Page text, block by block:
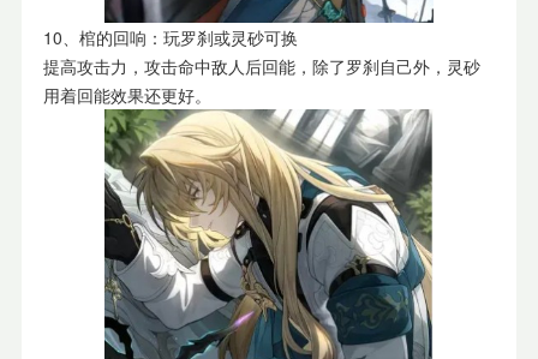
10、棺的回响：玩罗刹或灵砂可换
提高攻击力，攻击命中敌人后回能，除了罗刹自己外，灵砂
用着回能效果还更好。